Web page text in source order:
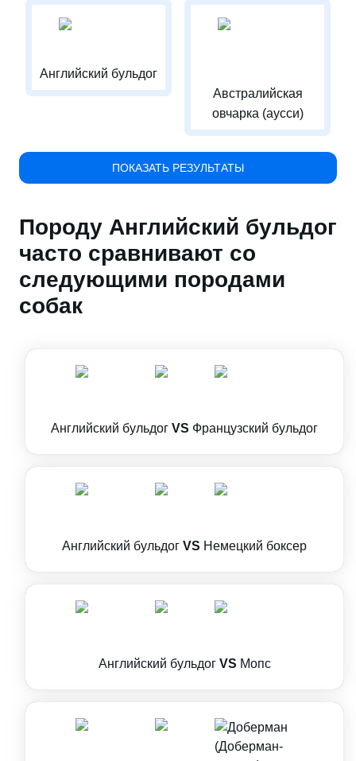
Английский бульдог
Австралийская
овчарка (аусси)
ПОКАЗАТЬ РЕЗУЛЬТАТЫ
Породу Английский бульдог
часто сравнивают со
следующими породами
собак
Английский бульдог VS Французский бульдог
Английский бульдог VS Немецкий боксер
Английский бульдог VS Мопс